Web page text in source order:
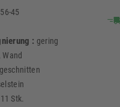
45
: gering
Wand
11 Stk.